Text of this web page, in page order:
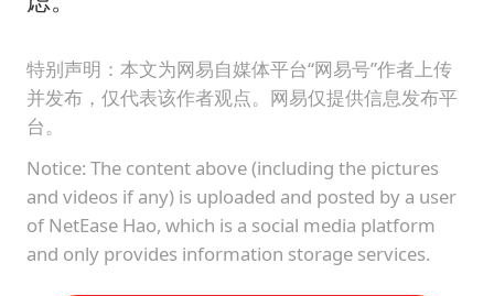
特别声明：本文为网易自媒体平台“网易号”作者上传
并发布，仅代表该作者观点。网易仅提供信息发布平
台。
Notice: The content above (including the pictures
and videos if any) is uploaded and posted by a user
of NetEase Hao, which is a social media platform
and only provides information storage services.